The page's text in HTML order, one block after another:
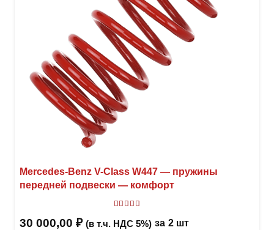
Mercedes-Benz V-Class W447 — пружины
передней подвески — комфорт
30 000,00 ₽ (в т.ч. НДС 5%) за 2 шт